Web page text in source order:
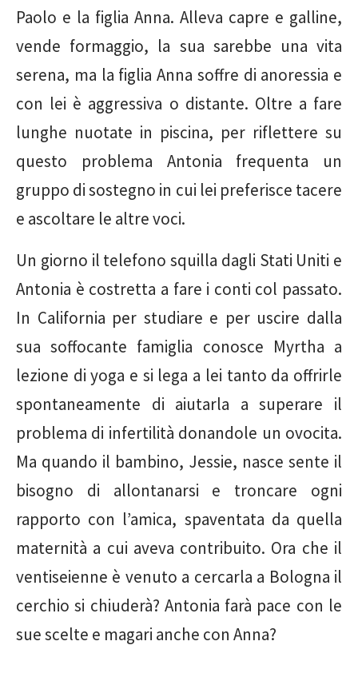
Paolo e la figlia Anna. Alleva capre e galline,
vende formaggio, la sua sarebbe una vita
serena, ma la figlia Anna soffre di anoressia e
con lei è aggressiva o distante. Oltre a fare
lunghe nuotate in piscina, per riflettere su
questo problema Antonia frequenta un
gruppo di sostegno in cui lei preferisce tacere
e ascoltare le altre voci.
Un giorno il telefono squilla dagli Stati Uniti e
Antonia è costretta a fare i conti col passato.
In California per studiare e per uscire dalla
sua soffocante famiglia conosce Myrtha a
lezione di yoga e si lega a lei tanto da offrirle
spontaneamente di aiutarla a superare il
problema di infertilità donandole un ovocita.
Ma quando il bambino, Jessie, nasce sente il
bisogno di allontanarsi e troncare ogni
rapporto con l’amica, spaventata da quella
maternità a cui aveva contribuito. Ora che il
ventiseienne è venuto a cercarla a Bologna il
cerchio si chiuderà? Antonia farà pace con le
sue scelte e magari anche con Anna?